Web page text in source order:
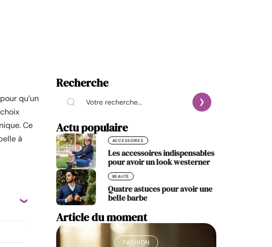
qu’un
Ce
à
Recherche
Actu populaire
ACCESSOIRES
Les accessoires indispensables
pour avoir un look westerner
BEAUTÉ
Quatre astuces pour avoir une
belle barbe
Article du moment
FASHION